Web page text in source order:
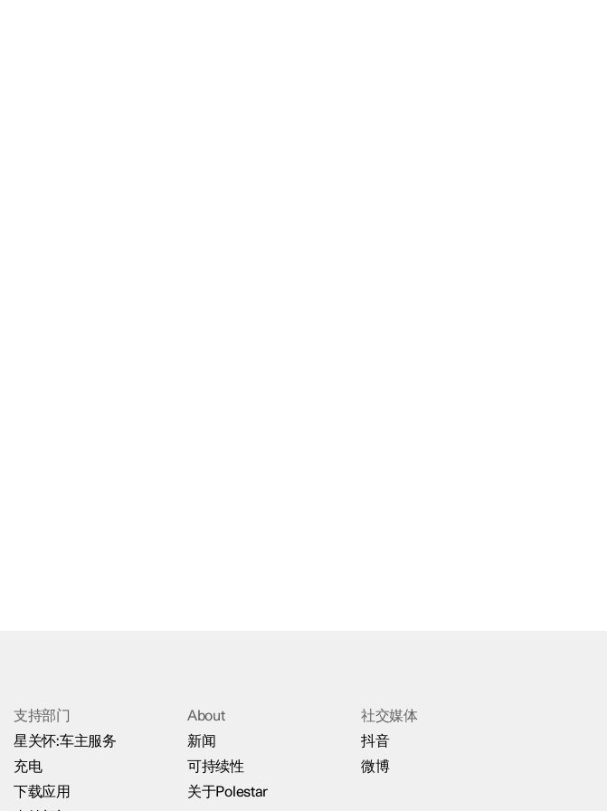
支持部门
星关怀:车主服务
充电
下载应用
About
新闻
可持续性
关于Polestar
社交媒体
抖音
微博